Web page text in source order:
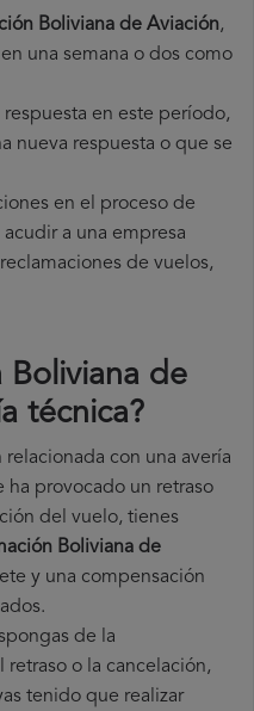
Boliviana de Aviación,
una semana o dos como
en este período,
nueva respuesta o que se
en el proceso de
a una empresa
de vuelos,
Boliviana de
técnica?
con una avería
provocado un retraso
del vuelo, tienes
Boliviana de
y una compensación
de la
o la cancelación,
tenido que realizar